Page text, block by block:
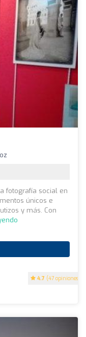
4.7 (47 opiniones)
fotografía social en
únicos e
y más. Con